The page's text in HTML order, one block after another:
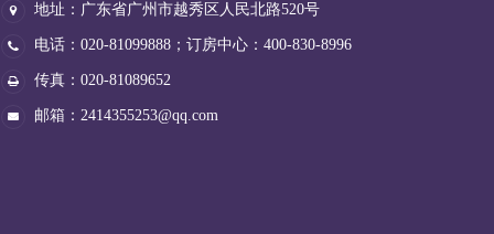
地址：广东省广州市越秀区人民北路520号
电话：020-81099888；订房中心：400-830-8996
传真：020-81089652
邮箱： 2414355253@qq.com